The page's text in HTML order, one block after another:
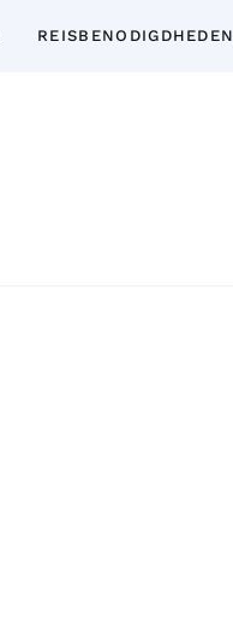
REISBENODIGDHEDEN